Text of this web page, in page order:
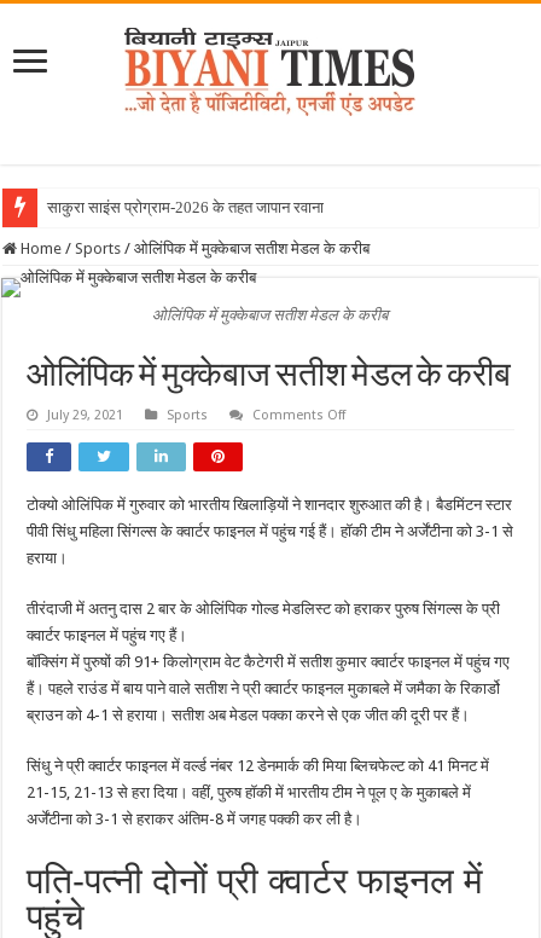
साकुरा साइंस प्रोग्राम-2026 के तहत जापान रवाना हुई बियान
Home / Sports / ओलिंपिक में मुक्केबाज सतीश मेडल के करीब
ओलिंपिक में मुक्केबाज सतीश मेडल के करीब
ओलिंपिक में मुक्केबाज सतीश मेडल के करीब
July 29, 2021 Sports Comments Offon
के
करीब
टोक्यो ओलिंपिक में गुरुवार को भारतीय खिलाड़ियों ने शानदार शुरुआत की है। बैडमिंटन स्टार
पीवी सिंधु महिला सिंगल्स के क्वार्टर फाइनल में पहुंच गई हैं। हॉकी टीम ने अर्जेंटीना को 3-1 से
हराया।
तीरंदाजी में अतनु दास 2 बार के ओलिंपिक गोल्ड मेडलिस्ट को हराकर पुरुष सिंगल्स के प्री
क्वार्टर फाइनल में पहुंच गए हैं।
बॉक्सिंग में पुरुषों की 91+ किलोग्राम वेट कैटेगरी में सतीश कुमार क्वार्टर फाइनल में पहुंच गए
हैं। पहले राउंड में बाय पाने वाले सतीश ने प्री क्वार्टर फाइनल मुकाबले में जमैका के रिकार्डो
ब्राउन को 4-1 से हराया। सतीश अब मेडल पक्का करने से एक जीत की दूरी पर हैं।
सिंधु ने प्री क्वार्टर फाइनल में वर्ल्ड नंबर 12 डेनमार्क की मिया ब्लिचफेल्ट को 41 मिनट में
21-15, 21-13 से हरा दिया। वहीं, पुरुष हॉकी में भारतीय टीम ने पूल ए के मुकाबले में
अर्जेंटीना को 3-1 से हराकर अंतिम-8 में जगह पक्की कर ली है।
पति-पत्नी दोनों प्री क्वार्टर फाइनल में
पहुंचे